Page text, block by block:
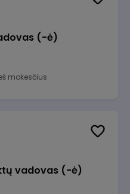
(-ė)
mokesčius
vadovas (-ė)